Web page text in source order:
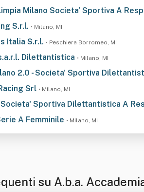
Milano Societa' Sportiva A
S.r.l. • Milano, MI
Italia S.r.l. • Peschiera Borromeo, MI
Dilettantistica • Milano, MI
2.0 - Societa' Sportiva
Srl • Milano, MI
Sportiva Dilettantistica A
A Femminile • Milano, MI
su A.b.a.